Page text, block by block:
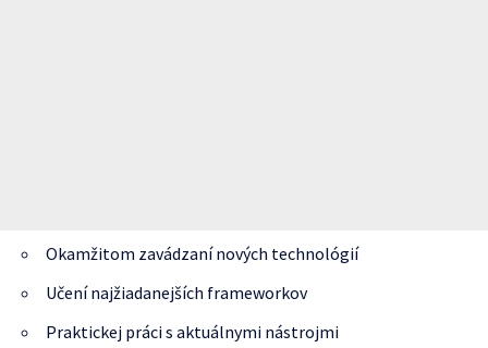
Okamžitom zavádzaní nových technológií
Učení najžiadanejších frameworkov
Praktickej práci s aktuálnymi nástrojmi